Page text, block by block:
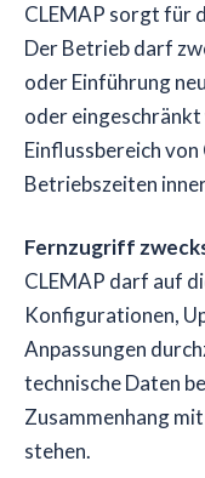
CLEMAP sorgt für
Der Betrieb darf
oder Einführung
oder
Einflussbereich
Betriebszeiten
Fernzugriff
CLEMAP darf auf
Konfigurationen,
Anpassungen
technische Daten
Zusammenhang
stehen.